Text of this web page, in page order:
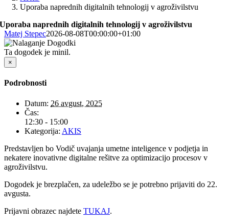
Uporaba naprednih digitalnih tehnologij v agroživilstvu
Uporaba naprednih digitalnih tehnologij v agroživilstvu
Matej Stepec2026-08-08T00:00:00+01:00
Ta dogodek je minil.
×
Podrobnosti
Datum: 26 avgust, 2025
Čas:
12:30 - 15:00
Kategorija: AKIS
Predstavljen bo Vodič uvajanja umetne inteligence v podjetja in
nekatere inovativne digitalne rešitve za optimizacijo procesov v
agroživilstvu.
Dogodek je brezplačen, za udeležbo se je potrebno prijaviti do 22.
avgusta.
Prijavni obrazec najdete TUKAJ.